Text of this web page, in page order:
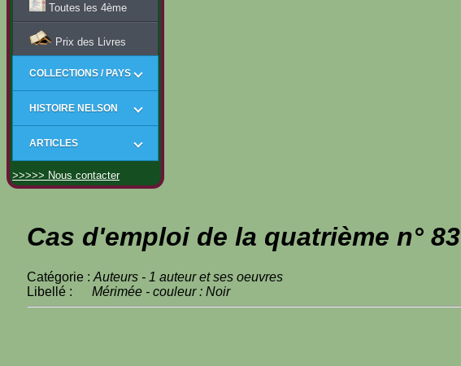
Toutes les 4ème
Prix des Livres
COLLECTIONS / PAYS
HISTOIRE NELSON
ARTICLES
>>>>> Nous contacter
Cas d'emploi de la quatrième n° 83
Catégorie : Auteurs - 1 auteur et ses oeuvres
Libellé : Mérimée - couleur : Noir